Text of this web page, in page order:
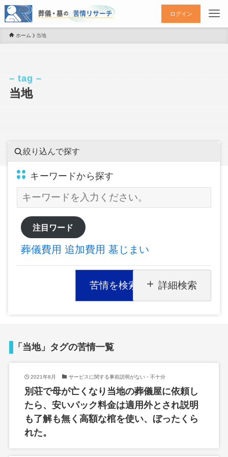
ログイン
ホーム 当地
当地
– tag –
絞り込んで探す
キーワードから探す
注目ワード
葬儀費用 追加費用 墓じまい
苦情を検索 詳細検索
「当地」タグの苦情一覧
2021年8月 サービスに関する事前説明がない・不十分
別荘で母が亡くなり当地の葬儀屋に依頼し
たら、安いパック料金は適用外とされ説明
も了解も無く高額な棺を使い、ぼったくら
れた。